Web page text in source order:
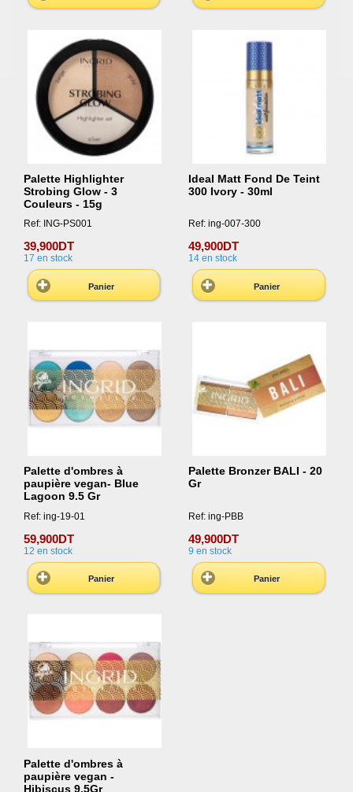
Palette Highlighter
Strobing Glow - 3
Couleurs - 15g
Ref: ING-PS001
39,900DT
17 en stock
Panier
Ideal Matt Fond De Teint
300 Ivory - 30ml
Ref: ing-007-300
49,900DT
14 en stock
Panier
Palette d'ombres à
paupière vegan- Blue
Lagoon 9.5 Gr
Ref: ing-19-01
59,900DT
12 en stock
Panier
Palette Bronzer BALI - 20
Gr
Ref: ing-PBB
49,900DT
9 en stock
Panier
Palette d'ombres à
paupière vegan -
Hibiscus 9.5Gr